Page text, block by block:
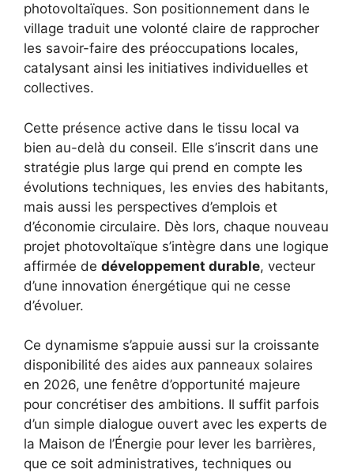
photovoltaïques. Son positionnement dans le
village traduit une volonté claire de rapprocher
les savoir-faire des préoccupations locales,
catalysant ainsi les initiatives individuelles et
collectives.
Cette présence active dans le tissu local va
bien au-delà du conseil. Elle s’inscrit dans une
stratégie plus large qui prend en compte les
évolutions techniques, les envies des habitants,
mais aussi les perspectives d’emplois et
d’économie circulaire. Dès lors, chaque nouveau
projet photovoltaïque s’intègre dans une logique
affirmée de développement durable, vecteur
d’une innovation énergétique qui ne cesse
d’évoluer.
Ce dynamisme s’appuie aussi sur la croissante
disponibilité des aides aux panneaux solaires
en 2026, une fenêtre d’opportunité majeure
pour concrétiser des ambitions. Il suffit parfois
d’un simple dialogue ouvert avec les experts de
la Maison de l’Énergie pour lever les barrières,
que ce soit administratives, techniques ou